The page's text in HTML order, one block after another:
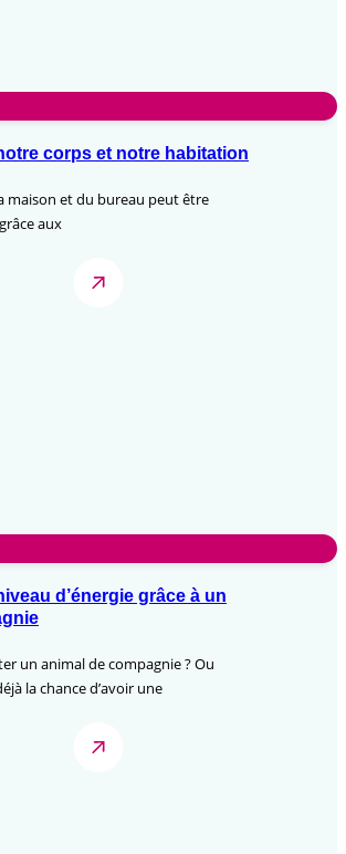
corps et notre habitation
maison et du bureau peut être
aux
d’énergie grâce à un
un animal de compagnie ? Ou
la chance d’avoir une